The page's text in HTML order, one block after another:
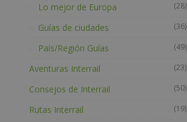
Lo mejor de Europa (28)
Guías de ciudades (36)
País/Región Guías (49)
Aventuras Interrail (23)
Consejos de Interrail (50)
Rutas Interrail (19)